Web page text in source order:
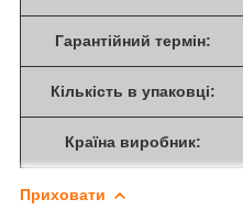
Гарантійний термін:
Кількість в упаковці:
Країна виробник:
Приховати